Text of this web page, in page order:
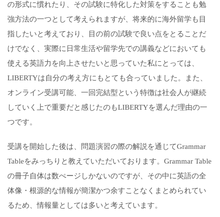
の形式に慣れたり、その試験に特化した対策をすることも勉
強方法の一つとして考えられますが、将来的に海外留学も目
指したいと考えており、目の前の試験で良い点をとることだ
けでなく、実際に日常生活や留学先での講義などにおいても
使える英語力を向上させたいと思っていた私にとっては、
LIBERTYは自分の考え方にもとても合っていました。また、
オンライン受講可能、一回完結型という特徴は社会人が継続
していく上で重要だと感じたのもLIBERTYを選んだ理由の一
つです。
受講を開始した後は、問題演習の際の解説を通じてGrammar
Tableをみっちりと教えていただいております。Grammar Table
の冊子自体は数ぺージしかないのですが、その中に英語の全
体像・根源的な情報が簡潔かつ余すことなくまとめられてい
るため、情報量としては多いと考えています。